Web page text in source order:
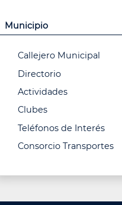
Municipio
Callejero Municipal
Directorio
Actividades
Clubes
Teléfonos de Interés
Consorcio Transportes